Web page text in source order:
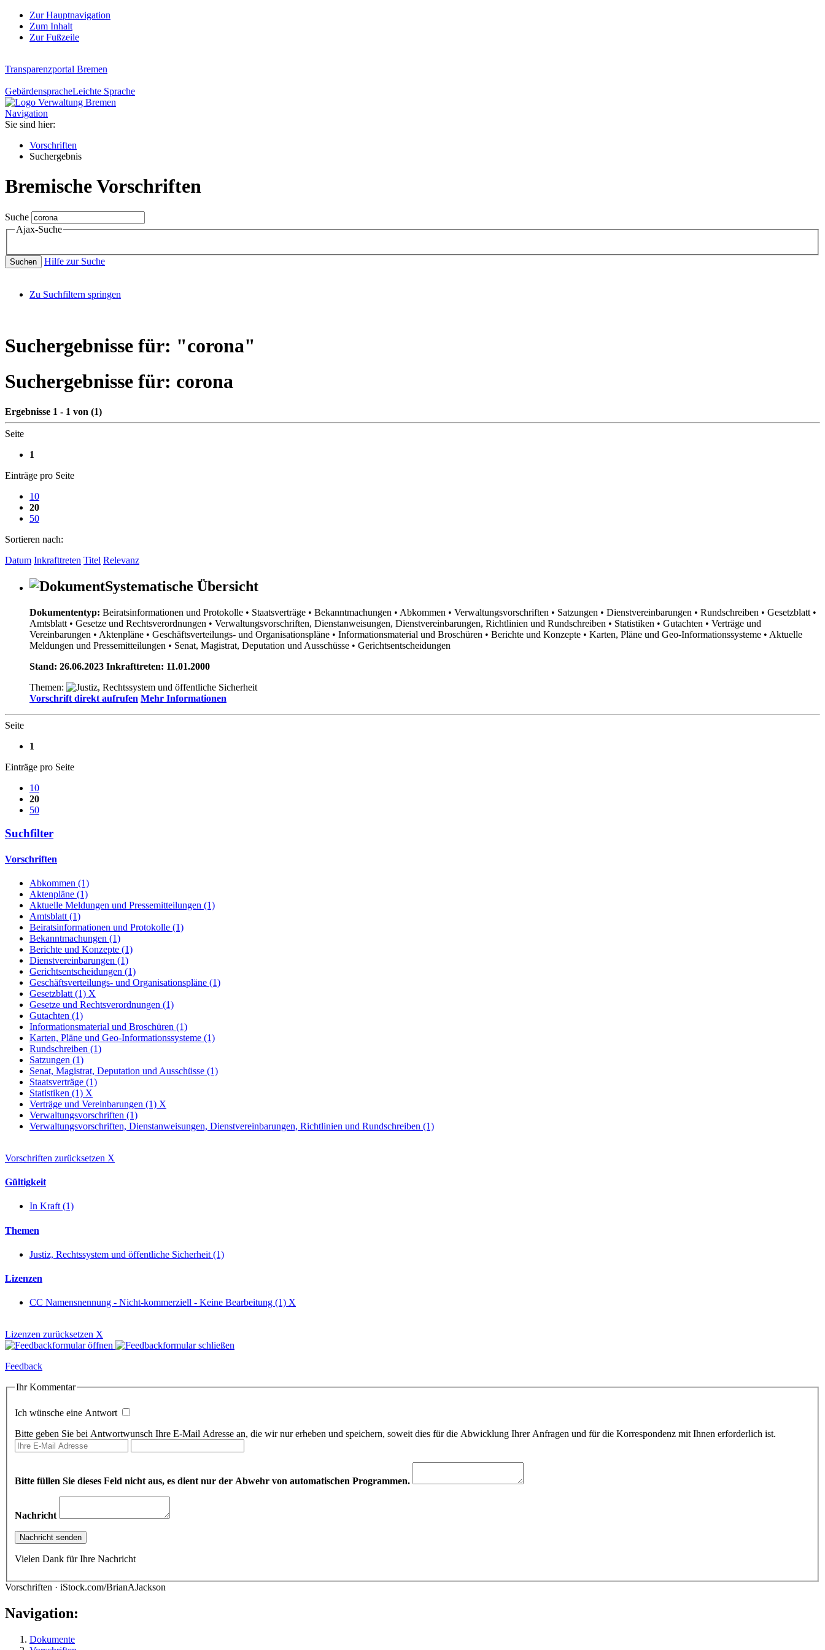
Zur Hauptnavigation
Zum Inhalt
Zur Fußzeile
Transparenzportal Bremen
GebärdenspracheLeichte Sprache
Navigation
Sie sind hier:
Vorschriften
Suchergebnis
Bremische Vorschriften
Suche
Ajax-Suche
Suchen Hilfe zur Suche
Zu Suchfiltern springen
Suchergebnisse für: "corona"
Suchergebnisse für: corona
Ergebnisse 1 - 1 von (1)
Seite
1
Einträge pro Seite
10
20
50
Sortieren nach:
Datum Inkrafttreten Titel Relevanz
Systematische Übersicht
Dokumententyp: Beiratsinformationen und Protokolle • Staatsverträge • Bekanntmachungen • Abkommen • Verwaltungsvorschriften • Satzungen • Dienstvereinbarungen • Rundschreiben • Gesetzblatt •
Amtsblatt • Gesetze und Rechtsverordnungen • Verwaltungsvorschriften, Dienstanweisungen, Dienstvereinbarungen, Richtlinien und Rundschreiben • Statistiken • Gutachten • Verträge und
Vereinbarungen • Aktenpläne • Geschäftsverteilungs- und Organisationspläne • Informationsmaterial und Broschüren • Berichte und Konzepte • Karten, Pläne und Geo-Informationssysteme • Aktuelle
Meldungen und Pressemitteilungen • Senat, Magistrat, Deputation und Ausschüsse • Gerichtsentscheidungen
Stand: 26.06.2023 Inkrafttreten: 11.01.2000
Themen:
Vorschrift direkt aufrufen Mehr Informationen
Seite
1
Einträge pro Seite
10
20
50
Suchfilter
Vorschriften
Abkommen (1)
Aktenpläne (1)
Aktuelle Meldungen und Pressemitteilungen (1)
Amtsblatt (1)
Beiratsinformationen und Protokolle (1)
Bekanntmachungen (1)
Berichte und Konzepte (1)
Dienstvereinbarungen (1)
Gerichtsentscheidungen (1)
Geschäftsverteilungs- und Organisationspläne (1)
Gesetzblatt (1) X
Gesetze und Rechtsverordnungen (1)
Gutachten (1)
Informationsmaterial und Broschüren (1)
Karten, Pläne und Geo-Informationssysteme (1)
Rundschreiben (1)
Satzungen (1)
Senat, Magistrat, Deputation und Ausschüsse (1)
Staatsverträge (1)
Statistiken (1) X
Verträge und Vereinbarungen (1) X
Verwaltungsvorschriften (1)
Verwaltungsvorschriften, Dienstanweisungen, Dienstvereinbarungen, Richtlinien und Rundschreiben (1)
Vorschriften zurücksetzen X
Gültigkeit
In Kraft (1)
Themen
Justiz, Rechtssystem und öffentliche Sicherheit (1)
Lizenzen
CC Namensnennung - Nicht-kommerziell - Keine Bearbeitung (1) X
Lizenzen zurücksetzen X
Feedback
Ihr Kommentar
Ich wünsche eine Antwort
Bitte geben Sie bei Antwortwunsch Ihre E-Mail Adresse an, die wir nur erheben und speichern, soweit dies für die Abwicklung Ihrer Anfragen und für die Korrespondenz mit Ihnen erforderlich ist.
Bitte füllen Sie dieses Feld nicht aus, es dient nur der Abwehr von automatischen Programmen.
Nachricht
Vielen Dank für Ihre Nachricht
Vorschriften · iStock.com/BrianAJackson
Navigation:
Dokumente